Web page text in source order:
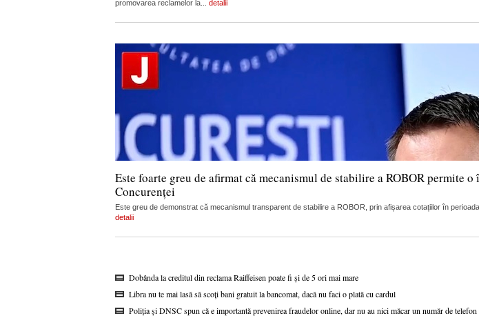
promovarea reclamelor la... detalii
Este foarte greu de afirmat că mecanismul de stabilire a ROBOR
Concurenței
Este greu de demonstrat că mecanismul transparent de stabilire a ROBOR, prin afișarea cotațiilor în
detalii
Dobânda la creditul din reclama Raiffeisen poate fi și de 5 ori mai mare
Libra nu te mai lasă să scoți bani gratuit la bancomat, dacă nu faci o plată cu cardul
Poliția și DNSC spun că e importantă prevenirea fraudelor online, dar nu au nici măcar un număr de telefon